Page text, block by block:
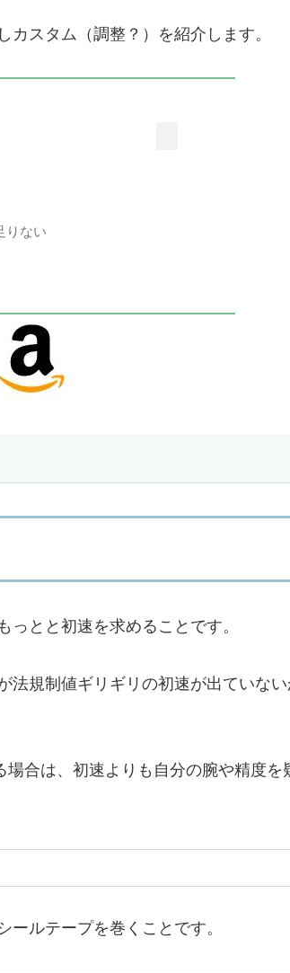
カスタム（調整？）を紹介します。
りない
とと初速を求めることです。
規制値ギリギリの初速が出ていない
合は、初速よりも自分の腕や精度を
ルテープを巻くことです。